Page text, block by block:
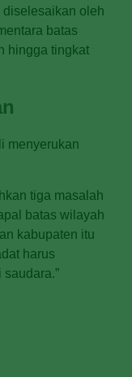
diselesaikan oleh
batas
hingga tingkat
menyerukan
tiga masalah
batas wilayah
kabupaten itu
harus